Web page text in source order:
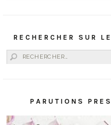
RECHERCHER SUR
Rechercher :
PARUTIONS